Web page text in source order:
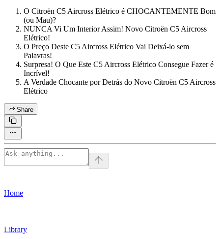
O Citroën C5 Aircross Elétrico é CHOCANTEMENTE Bom
(ou Mau)?
NUNCA Vi Um Interior Assim! Novo Citroën C5 Aircross
Elétrico!
O Preço Deste C5 Aircross Elétrico Vai Deixá-lo sem
Palavras!
Surpresa! O Que Este C5 Aircross Elétrico Consegue Fazer é
Incrível!
A Verdade Chocante por Detrás do Novo Citroën C5 Aircross
Elétrico
Share
Home
Library